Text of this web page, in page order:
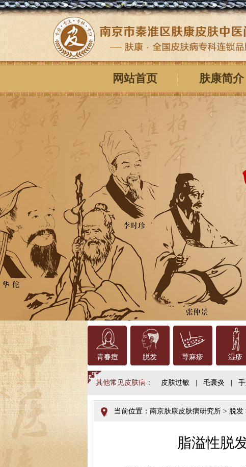
网站首页 肤康简介
青春痘 脱发 荨麻疹 湿疹
其他常见皮肤病： 皮肤过敏 毛囊炎
当前位置： 南京肤康皮肤病研究所 > 脱发
脂溢性脱